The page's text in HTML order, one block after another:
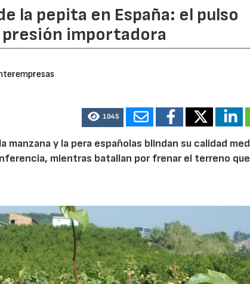
la pepita en España: el pulso
importadora
1045
y la pera españolas blindan su calidad
mientras batallan por frenar el terreno